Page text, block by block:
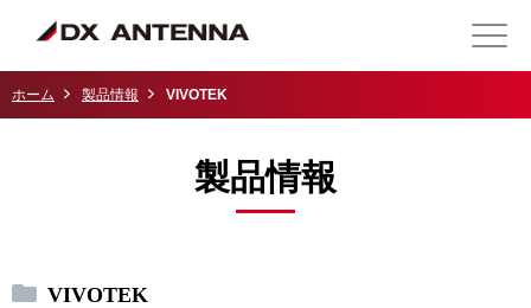
ホーム 製品情報 VIVOTEK
製品情報
VIVOTEK